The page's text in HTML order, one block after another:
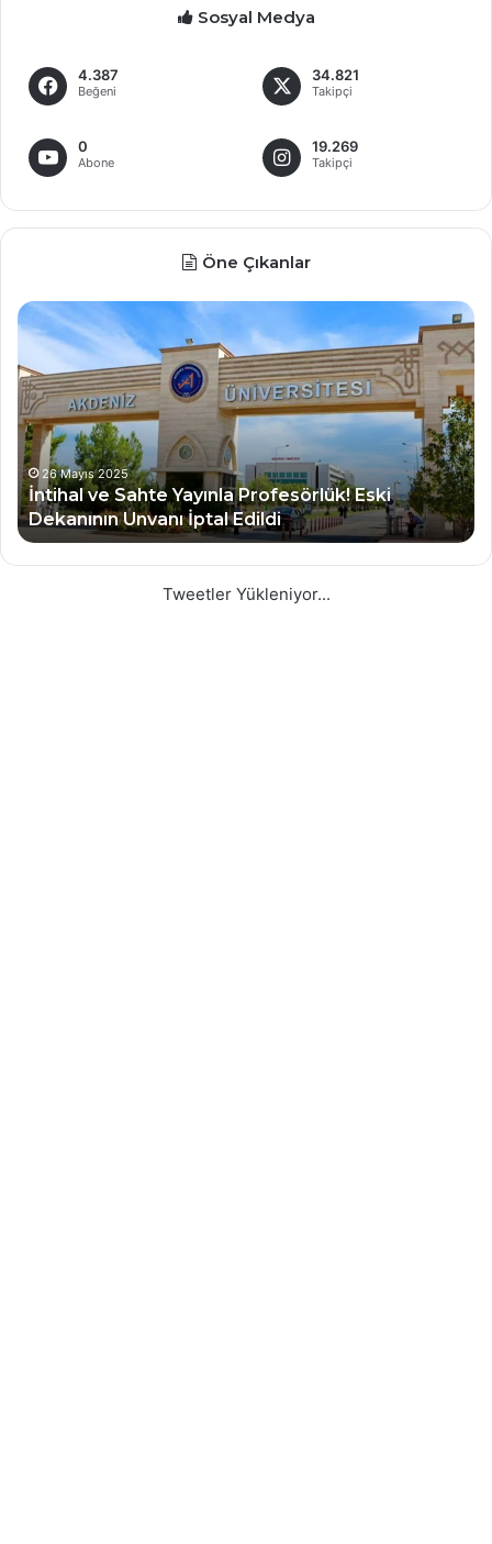
Sosyal Medya
4.387
Beğeni
34.821
Takipçi
0
Abone
19.269
Takipçi
Öne Çıkanlar
Devlet
Üniversitelerine
ve
doçent
atamaları
esnetildi
21 Mayıs 2025
Devlet Üniversitelerine profesör ve doçent
atamaları esnetildi
35
Tweetler Yükleniyor...